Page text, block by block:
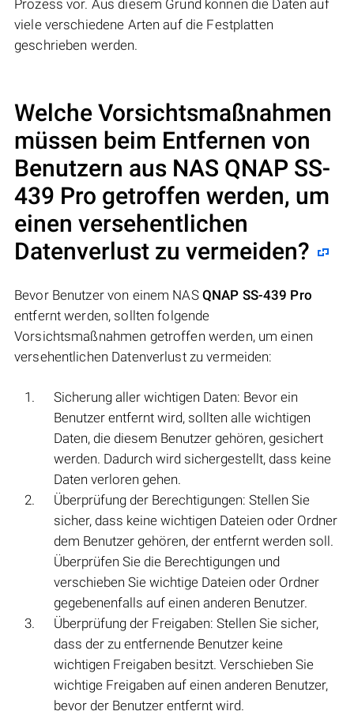
Prozess vor. Aus diesem Grund können die Daten auf
viele verschiedene Arten auf die Festplatten
geschrieben werden.
Welche Vorsichtsmaßnahmen
müssen beim Entfernen von
Benutzern aus NAS QNAP SS-
439 Pro getroffen werden, um
einen versehentlichen
Datenverlust zu vermeiden?
Bevor Benutzer von einem NAS QNAP SS-439 Pro
entfernt werden, sollten folgende
Vorsichtsmaßnahmen getroffen werden, um einen
versehentlichen Datenverlust zu vermeiden:
Sicherung aller wichtigen Daten: Bevor ein
Benutzer entfernt wird, sollten alle wichtigen
Daten, die diesem Benutzer gehören, gesichert
werden. Dadurch wird sichergestellt, dass keine
Daten verloren gehen.
Überprüfung der Berechtigungen: Stellen Sie
sicher, dass keine wichtigen Dateien oder Ordner
dem Benutzer gehören, der entfernt werden soll.
Überprüfen Sie die Berechtigungen und
verschieben Sie wichtige Dateien oder Ordner
gegebenenfalls auf einen anderen Benutzer.
Überprüfung der Freigaben: Stellen Sie sicher,
dass der zu entfernende Benutzer keine
wichtigen Freigaben besitzt. Verschieben Sie
wichtige Freigaben auf einen anderen Benutzer,
bevor der Benutzer entfernt wird.